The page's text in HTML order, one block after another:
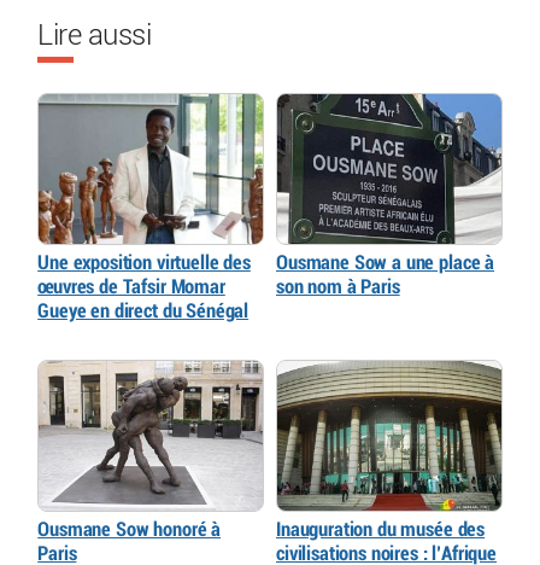
Lire aussi
Une exposition virtuelle des
œuvres de Tafsir Momar
Gueye en direct du Sénégal
Ousmane Sow a une place à
son nom à Paris
Ousmane Sow honoré à
Paris
Inauguration du musée des
civilisations noires : l’Afrique